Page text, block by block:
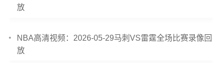
放
NBA高清视频：2026-05-29马刺VS雷霆全场比赛录像回
放